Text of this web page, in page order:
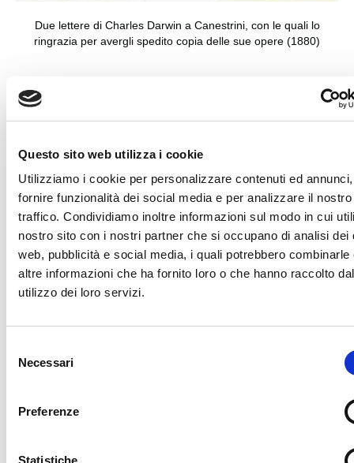
Questo sito web utilizza i cookie
Utilizziamo i cookie per personalizzare contenuti ed
fornire funzionalità dei social media e per analizzare il nostro
traffico. Condividiamo inoltre informazioni sul modo in cui
nostro sito con i nostri partner che si occupano di analisi dei
web, pubblicità e social media, i quali potrebbero combinarle
altre informazioni che ha fornito loro o che hanno raccolto
utilizzo dei loro servizi.
delNecessari
Preferenze
Statistiche
Due lettere di Charles Darwin a Canestrini, con le quali lo
ringrazia per avergli spedito copia delle sue opere (1880)
Si tratta di documentazione di provenienze e tipologie
consultazione dell’inventario.
Questi archivi sono stati riordinati e inventariati nel 2023
da Marica Odorizzi e Renata Tomasoni per incarico e con
la direzione della Soprintendenza per i beni librari,
archivistici e archeologici della Provincia autonoma di
Trento.
Inventario degli
archivi di scienziati e